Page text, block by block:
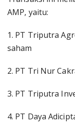
AMP, yaitu:
1. PT Triputra
saham
2. PT Tri Nur
3. PT Triputra
4. PT Daya